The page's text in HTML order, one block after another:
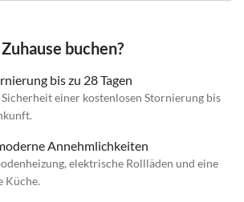
buchen?
bis zu 28 Tagen
Sicherheit einer kostenlosen Stornierung bis
Annehmlichkeiten
elektrische Rollläden und eine
Küche.